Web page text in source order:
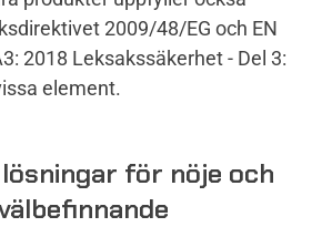
2009/48/EG och EN
2018 Leksakssäkerhet - Del 3:
element.
för nöje och